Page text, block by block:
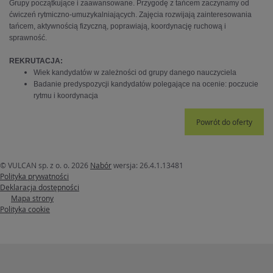
Grupy początkujące i zaawansowane. Przygodę z tańcem zaczynamy od
ćwiczeń rytmiczno-umuzykalniających. Zajęcia rozwijają zainteresowania
tańcem, aktywnością fizyczną, poprawiają, koordynację ruchową i
sprawność.
REKRUTACJA:
Wiek kandydatów w zależności od grupy danego nauczyciela
Badanie predyspozycji kandydatów polegające na ocenie: poczucie
rytmu i koordynacja
Powrót do oferty
© VULCAN sp. z o. o. 2026 Nabórwersja: 26.4.1.13481
Polityka prywatności
Deklaracja dostępności
Mapa strony
Polityka cookie